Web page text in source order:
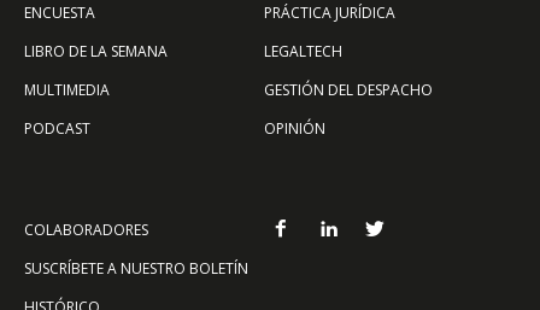
ENCUESTA
LIBRO DE LA SEMANA
MULTIMEDIA
PODCAST
PRÁCTICA JURÍDICA
LEGALTECH
GESTIÓN DEL DESPACHO
OPINIÓN
COLABORADORES
SUSCRÍBETE A NUESTRO BOLETÍN